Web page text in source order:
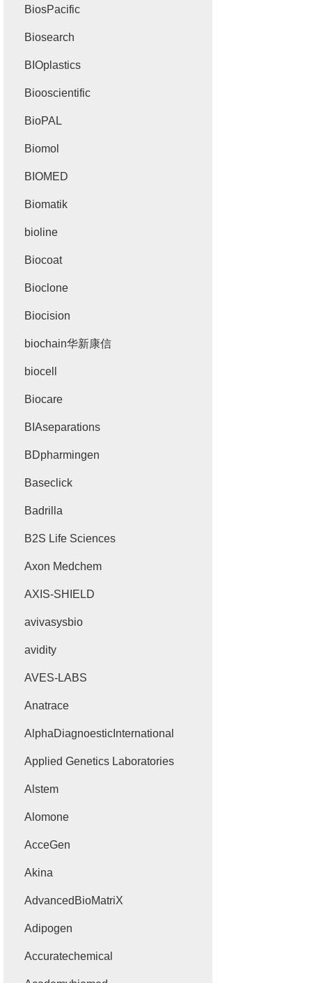
BiosPacific
Biosearch
BIOplastics
Biooscientific
BioPAL
Biomol
BIOMED
Biomatik
bioline
Biocoat
Bioclone
Biocision
biochain华新康信
biocell
Biocare
BIAseparations
BDpharmingen
Baseclick
Badrilla
B2S Life Sciences
Axon Medchem
AXIS-SHIELD
avivasysbio
avidity
AVES-LABS
Anatrace
AlphaDiagnoesticInternational
Applied Genetics Laboratories
Alstem
Alomone
AcceGen
Akina
AdvancedBioMatriX
Adipogen
Accuratechemical